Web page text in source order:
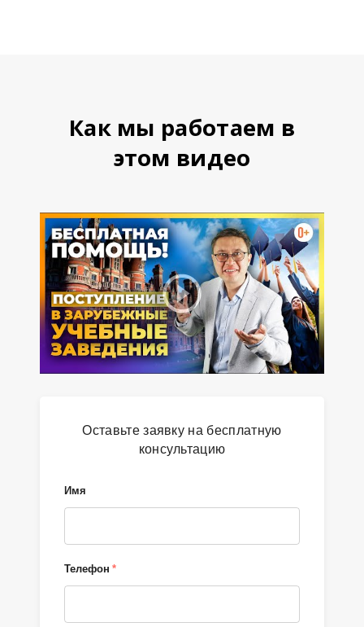
Как мы работаем в
этом видео
Оставьте заявку на бесплатную
консультацию
Имя
Телефон *